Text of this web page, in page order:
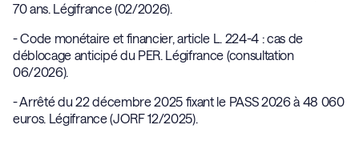
70 ans. Légifrance (02/2026).
- Code monétaire et financier, article L. 224-4 : cas de
déblocage anticipé du PER. Légifrance (consultation
06/2026).
- Arrêté du 22 décembre 2025 fixant le PASS 2026 à 48 060
euros. Légifrance (JORF 12/2025).